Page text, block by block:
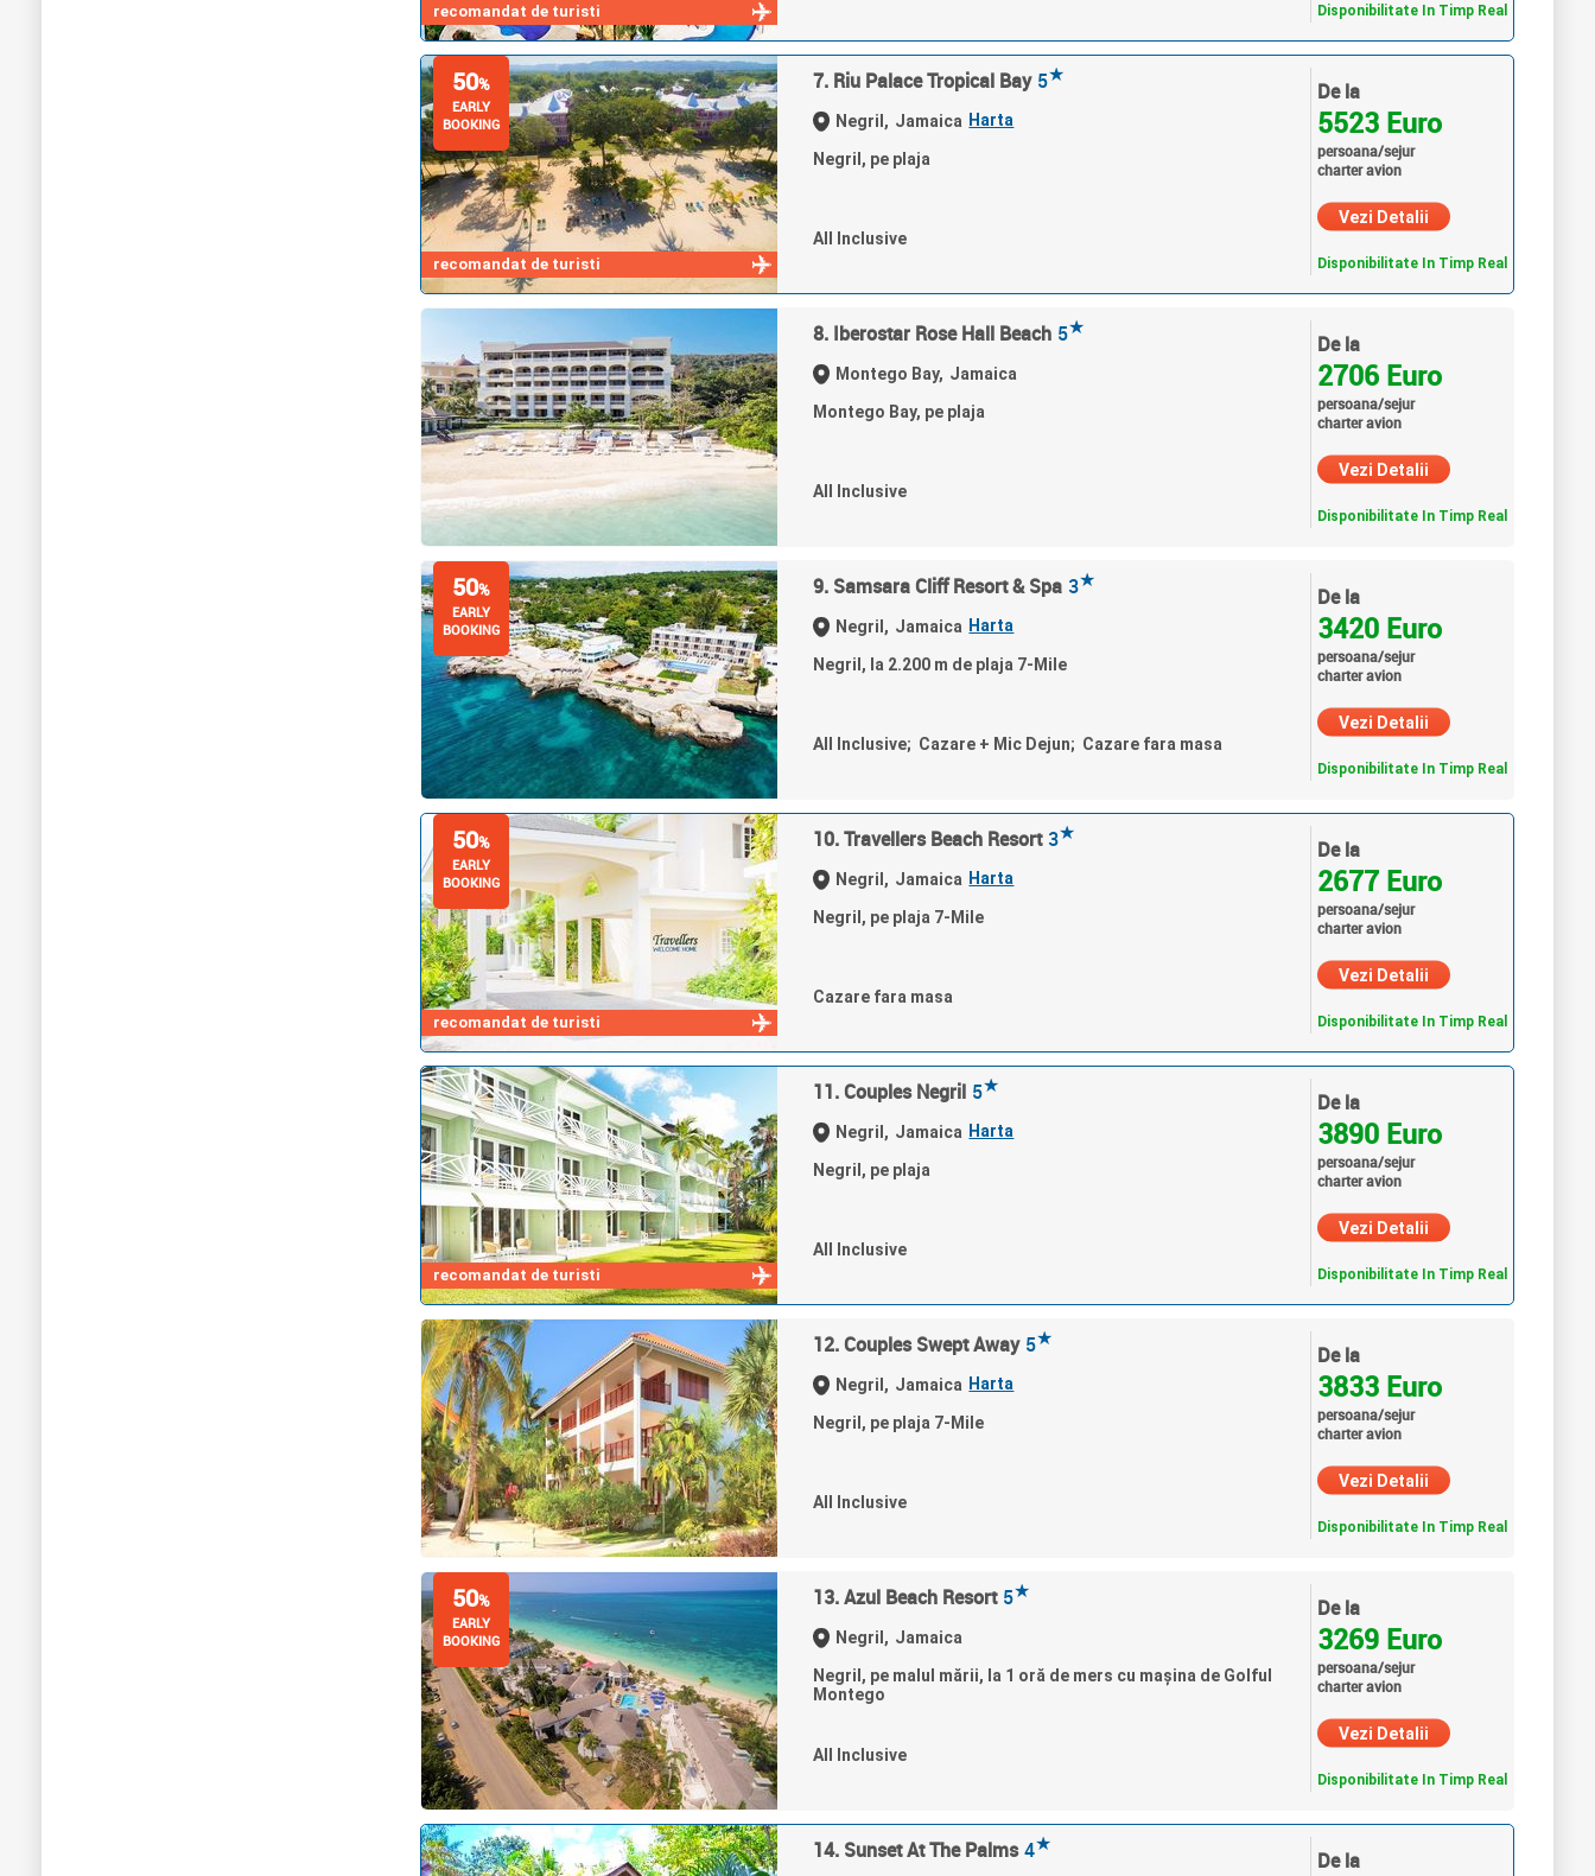
recomandat de turisti Disponibilitate In Timp Real
recomandat de turisti
50%
EARLY
BOOKING
De la
5523 Euro
persoana/sejur
charter avion
Vezi Detalii
Disponibilitate In Timp Real
7. Riu Palace Tropical Bay 5★
Negril, Jamaica Harta
Negril, pe plaja
All Inclusive
De la
2706 Euro
persoana/sejur
charter avion
Vezi Detalii
Disponibilitate In Timp Real
8. Iberostar Rose Hall Beach 5★
Montego Bay, Jamaica
Montego Bay, pe plaja
All Inclusive
50%
EARLY
BOOKING
De la
3420 Euro
persoana/sejur
charter avion
Vezi Detalii
Disponibilitate In Timp Real
9. Samsara Cliff Resort & Spa 3★
Negril, Jamaica Harta
Negril, la 2.200 m de plaja 7-Mile
All Inclusive; Cazare + Mic Dejun; Cazare fara masa
recomandat de turisti
50%
EARLY
BOOKING
De la
2677 Euro
persoana/sejur
charter avion
Vezi Detalii
Disponibilitate In Timp Real
10. Travellers Beach Resort 3★
Negril, Jamaica Harta
Negril, pe plaja 7-Mile
Cazare fara masa
recomandat de turisti
De la
3890 Euro
persoana/sejur
charter avion
Vezi Detalii
Disponibilitate In Timp Real
11. Couples Negril 5★
Negril, Jamaica Harta
Negril, pe plaja
All Inclusive
De la
3833 Euro
persoana/sejur
charter avion
Vezi Detalii
Disponibilitate In Timp Real
12. Couples Swept Away 5★
Negril, Jamaica Harta
Negril, pe plaja 7-Mile
All Inclusive
50%
EARLY
BOOKING
De la
3269 Euro
persoana/sejur
charter avion
Vezi Detalii
Disponibilitate In Timp Real
13. Azul Beach Resort 5★
Negril, Jamaica
Negril, pe malul mării, la 1 oră de mers cu mașina de Golful
Montego
All Inclusive
De la
14. Sunset At The Palms 4★